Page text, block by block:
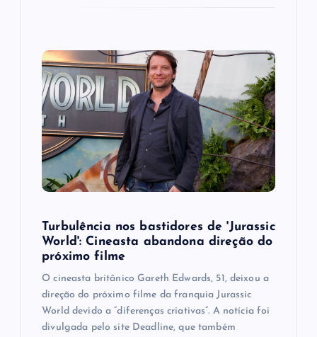
Turbulência nos bastidores de 'Jurassic
World': Cineasta abandona direção do
próximo filme
O cineasta britânico Gareth Edwards, 51, deixou a
direção do próximo filme da franquia Jurassic
World devido a “diferenças criativas”. A notícia foi
divulgada pelo site Deadline, que também